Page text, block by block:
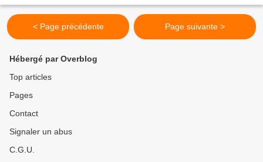
< Page précédente Page suivante >
Hébergé par Overblog
Top articles
Pages
Contact
Signaler un abus
C.G.U.